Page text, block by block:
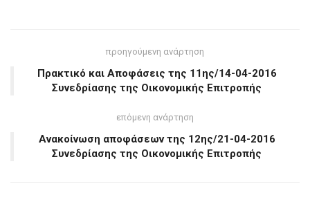
προηγούμενη ανάρτηση
Πρακτικό και Αποφάσεις της 11ης/14-04-2016
Συνεδρίασης της Οικονομικής Επιτροπής
επόμενη ανάρτηση
Ανακοίνωση αποφάσεων της 12ης/21-04-2016
Συνεδρίασης της Οικονομικής Επιτροπής